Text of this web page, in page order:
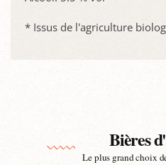
* Issus de l'agriculture
Bières
Le plus grand choix